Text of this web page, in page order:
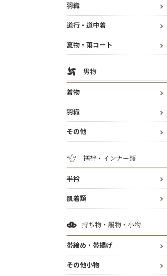
羽織
道行・道中着
夏物・雨コート
男物
着物
羽織
その他
襦袢・インナー類
半衿
肌着類
持ち物・履物・小物
帯締め・帯揚げ
その他小物